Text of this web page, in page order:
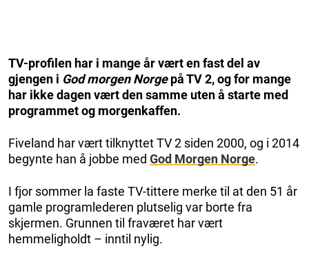
TV-profilen har i mange år vært en fast del av
gjengen i God morgen Norgepå TV 2, og for mange
har ikke dagen vært den samme uten å starte med
programmet og morgenkaffen.
Fiveland har vært tilknyttet TV 2 siden 2000, og i 2014
begynte han å jobbe med God Morgen Norge.
I fjor sommer la faste TV-tittere merke til at den 51 år
gamle programlederen plutselig var borte fra
skjermen. Grunnen til fraværet har vært
hemmeligholdt – inntil nylig.